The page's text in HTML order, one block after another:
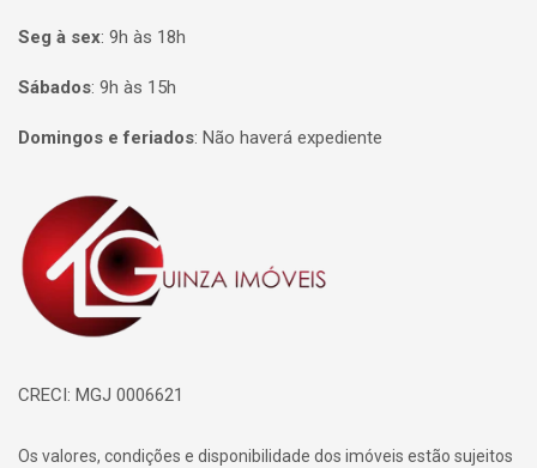
Seg à sex: 9h às 18h
Sábados: 9h às 15h
Domingos e feriados: Não haverá expediente
Página inicial
CRECI: MGJ 0006621
Os valores, condições e disponibilidade dos imóveis estão sujeitos